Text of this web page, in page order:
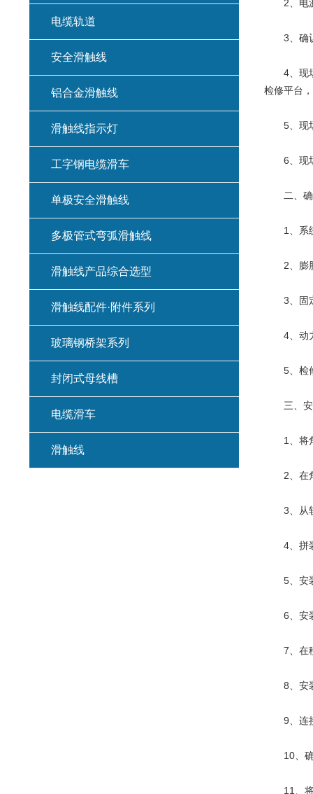
2、电源
3、确认
4、现场
检修平台
5、现场
6、现场
二、确
1、系统
2、膨胀
3、固定
4、动力
5、检修
三、安
1、将角
2、在角
3、从轨
4、拼装
5、安装
6、安
7、在移
8、安
9、连接
10、确
11、将
电缆轨道
安全滑触线
铝合金滑触线
滑触线指示灯
工字钢电缆滑车
单极安全滑触线
多极管式弯弧滑触线
滑触线产品综合选型
滑触线配件·附件系列
玻璃钢桥架系列
封闭式母线槽
电缆滑车
滑触线